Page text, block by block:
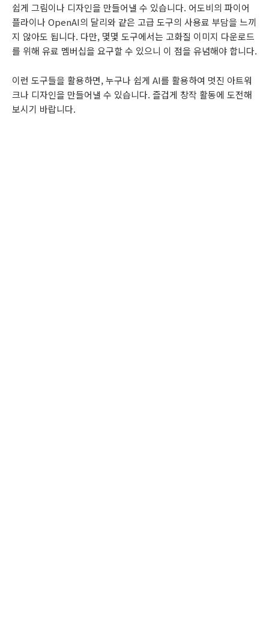
쉽게 그림이나 디자인을 만들어낼 수 있습니다. 어도비의 파이어
플라이나 OpenAI의 달리와 같은 고급 도구의 사용료 부담을 느끼
지 않아도 됩니다. 다만, 몇몇 도구에서는 고화질 이미지 다운로드
를 위해 유료 멤버십을 요구할 수 있으니 이 점을 유념해야 합니다.
이런 도구들을 활용하면, 누구나 쉽게 AI를 활용하여 멋진 아트워
크나 디자인을 만들어낼 수 있습니다. 즐겁게 창작 활동에 도전해
보시기 바랍니다.